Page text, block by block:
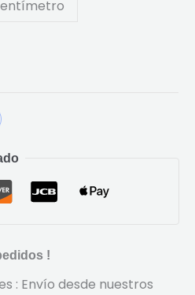
!
: Envío desde nuestros